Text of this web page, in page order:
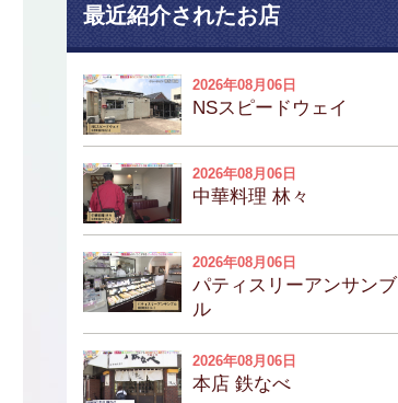
最近紹介されたお店
2026年08月06日
NSスピードウェイ
2026年08月06日
中華料理 林々
2026年08月06日
パティスリーアンサンブ
ル
2026年08月06日
本店 鉄なべ